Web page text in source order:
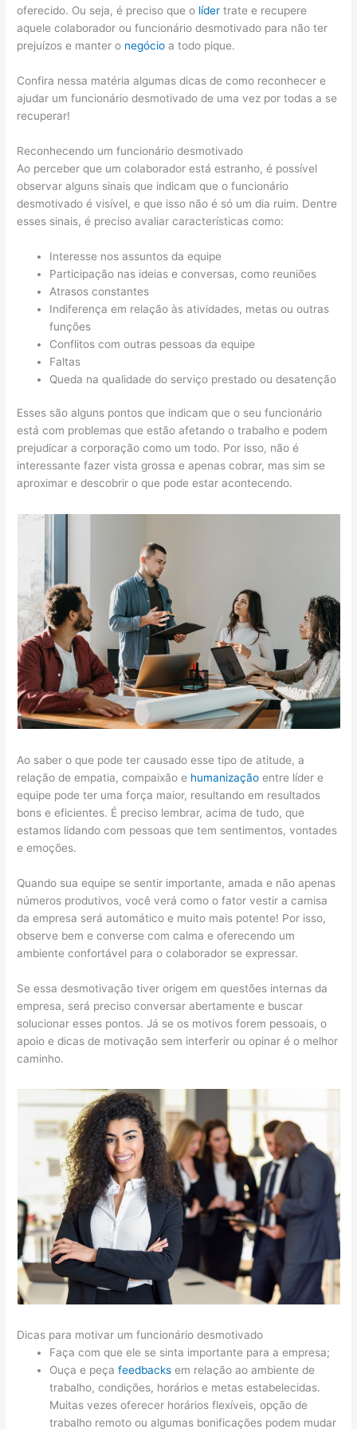
oferecido. Ou seja, é preciso que o líder trate e recupere
aquele colaborador ou funcionário desmotivado para não ter
prejuízos e manter o negócio a todo pique.
Confira nessa matéria algumas dicas de como reconhecer e
ajudar um funcionário desmotivado de uma vez por todas a se
recuperar!
Reconhecendo um funcionário desmotivado
Ao perceber que um colaborador está estranho, é possível
observar alguns sinais que indicam que o funcionário
desmotivado é visível, e que isso não é só um dia ruim. Dentre
esses sinais, é preciso avaliar características como:
Interesse nos assuntos da equipe
Participação nas ideias e conversas, como reuniões
Atrasos constantes
Indiferença em relação às atividades, metas ou outras
funções
Conflitos com outras pessoas da equipe
Faltas
Queda na qualidade do serviço prestado ou desatenção
Esses são alguns pontos que indicam que o seu funcionário
está com problemas que estão afetando o trabalho e podem
prejudicar a corporação como um todo. Por isso, não é
interessante fazer vista grossa e apenas cobrar, mas sim se
aproximar e descobrir o que pode estar acontecendo.
Ao saber o que pode ter causado esse tipo de atitude, a
relação de empatia, compaixão e humanização entre líder e
equipe pode ter uma força maior, resultando em resultados
bons e eficientes. É preciso lembrar, acima de tudo, que
estamos lidando com pessoas que tem sentimentos, vontades
e emoções.
Quando sua equipe se sentir importante, amada e não apenas
números produtivos, você verá como o fator vestir a camisa
da empresa será automático e muito mais potente! Por isso,
observe bem e converse com calma e oferecendo um
ambiente confortável para o colaborador se expressar.
Se essa desmotivação tiver origem em questões internas da
empresa, será preciso conversar abertamente e buscar
solucionar esses pontos. Já se os motivos forem pessoais, o
apoio e dicas de motivação sem interferir ou opinar é o melhor
caminho.
Dicas para motivar um funcionário desmotivado
Faça com que ele se sinta importante para a empresa;
Ouça e peçafeedbacks em relação ao ambiente de
trabalho, condições, horários e metas estabelecidas.
Muitas vezes oferecer horários flexíveis, opção de
trabalho remoto ou algumas bonificações podem mudar